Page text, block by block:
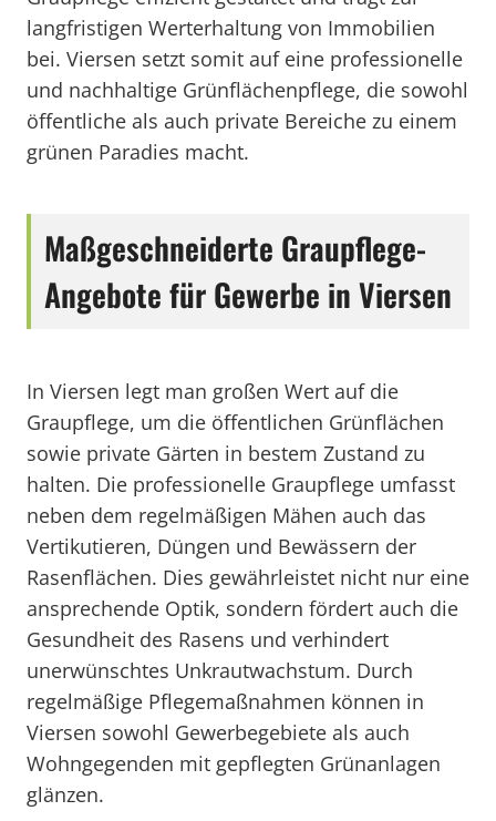
langfristigen Werterhaltung von Immobilien
bei. Viersen setzt somit auf eine professionelle
und nachhaltige Grünflächenpflege, die sowohl
öffentliche als auch private Bereiche zu einem
grünen Paradies macht.
Maßgeschneiderte Graupflege-
Angebote für Gewerbe in Viersen
In Viersen legt man großen Wert auf die
Graupflege, um die öffentlichen Grünflächen
sowie private Gärten in bestem Zustand zu
halten. Die professionelle Graupflege umfasst
neben dem regelmäßigen Mähen auch das
Vertikutieren, Düngen und Bewässern der
Rasenflächen. Dies gewährleistet nicht nur eine
ansprechende Optik, sondern fördert auch die
Gesundheit des Rasens und verhindert
unerwünschtes Unkrautwachstum. Durch
regelmäßige Pflegemaßnahmen können in
Viersen sowohl Gewerbegebiete als auch
Wohngegenden mit gepflegten Grünanlagen
glänzen.